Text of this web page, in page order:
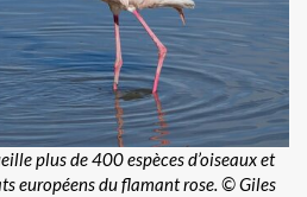
plus de 400 espèces d’oiseaux et
européens du flamant rose. © Giles